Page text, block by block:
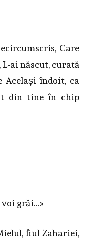
Care
ai născut, curată
Același îndoit, ca
din tine în chip
voi grăi…»
fiul Zahariei,